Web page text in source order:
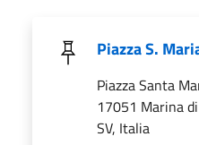
Piazza S.
Piazza Santa
17051 Marina
SV, Italia